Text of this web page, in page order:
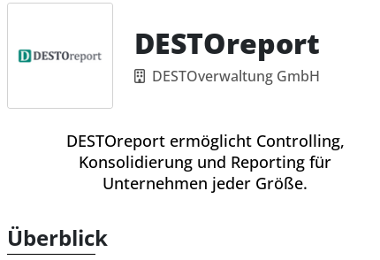
DESTOreport
DESTOverwaltung GmbH
DESTOreport ermöglicht Controlling,
Konsolidierung und Reporting für
Unternehmen jeder Größe.
Überblick